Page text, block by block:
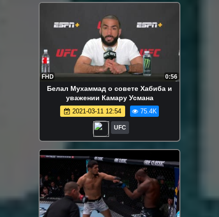
FHD 0:56
Белал Мухаммад о совете Хабиба и
уважении Камару Усмана
2021-03-11 12:54 75.4K
UFC